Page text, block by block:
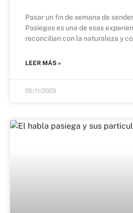
Pasar un fin de semana de
Pasiegos es una de esas
reconcilian con la naturaleza y
LEER MÁS »
05/11/2025